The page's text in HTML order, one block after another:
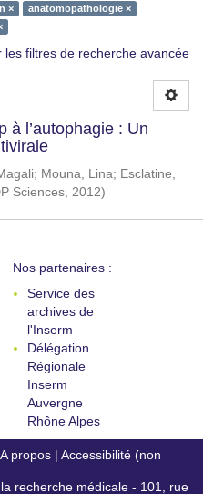
×
anatomopathologie ×
les filtres de recherche avancée
à l’autophagie : Un
; Mouna, Lina; Esclatine,
Sciences, 2012)
Nos partenaires :
Service des
archives de
l'Inserm
Délégation
Régionale
Inserm
Auvergne
Rhône Alpes
A propos | Accessibilité (non
recherche médicale - 101, rue